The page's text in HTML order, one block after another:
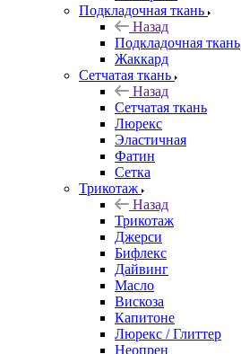
Подкладочная ткань
Назад
Подкладочная ткань
Жаккард
Сетчатая ткань
Назад
Сетчатая ткань
Люрекс
Эластичная
Фатин
Сетка
Трикотаж
Назад
Трикотаж
Джерси
Бифлекс
Дайвинг
Масло
Вискоза
Капитоне
Люрекс / Глиттер
Неопрен